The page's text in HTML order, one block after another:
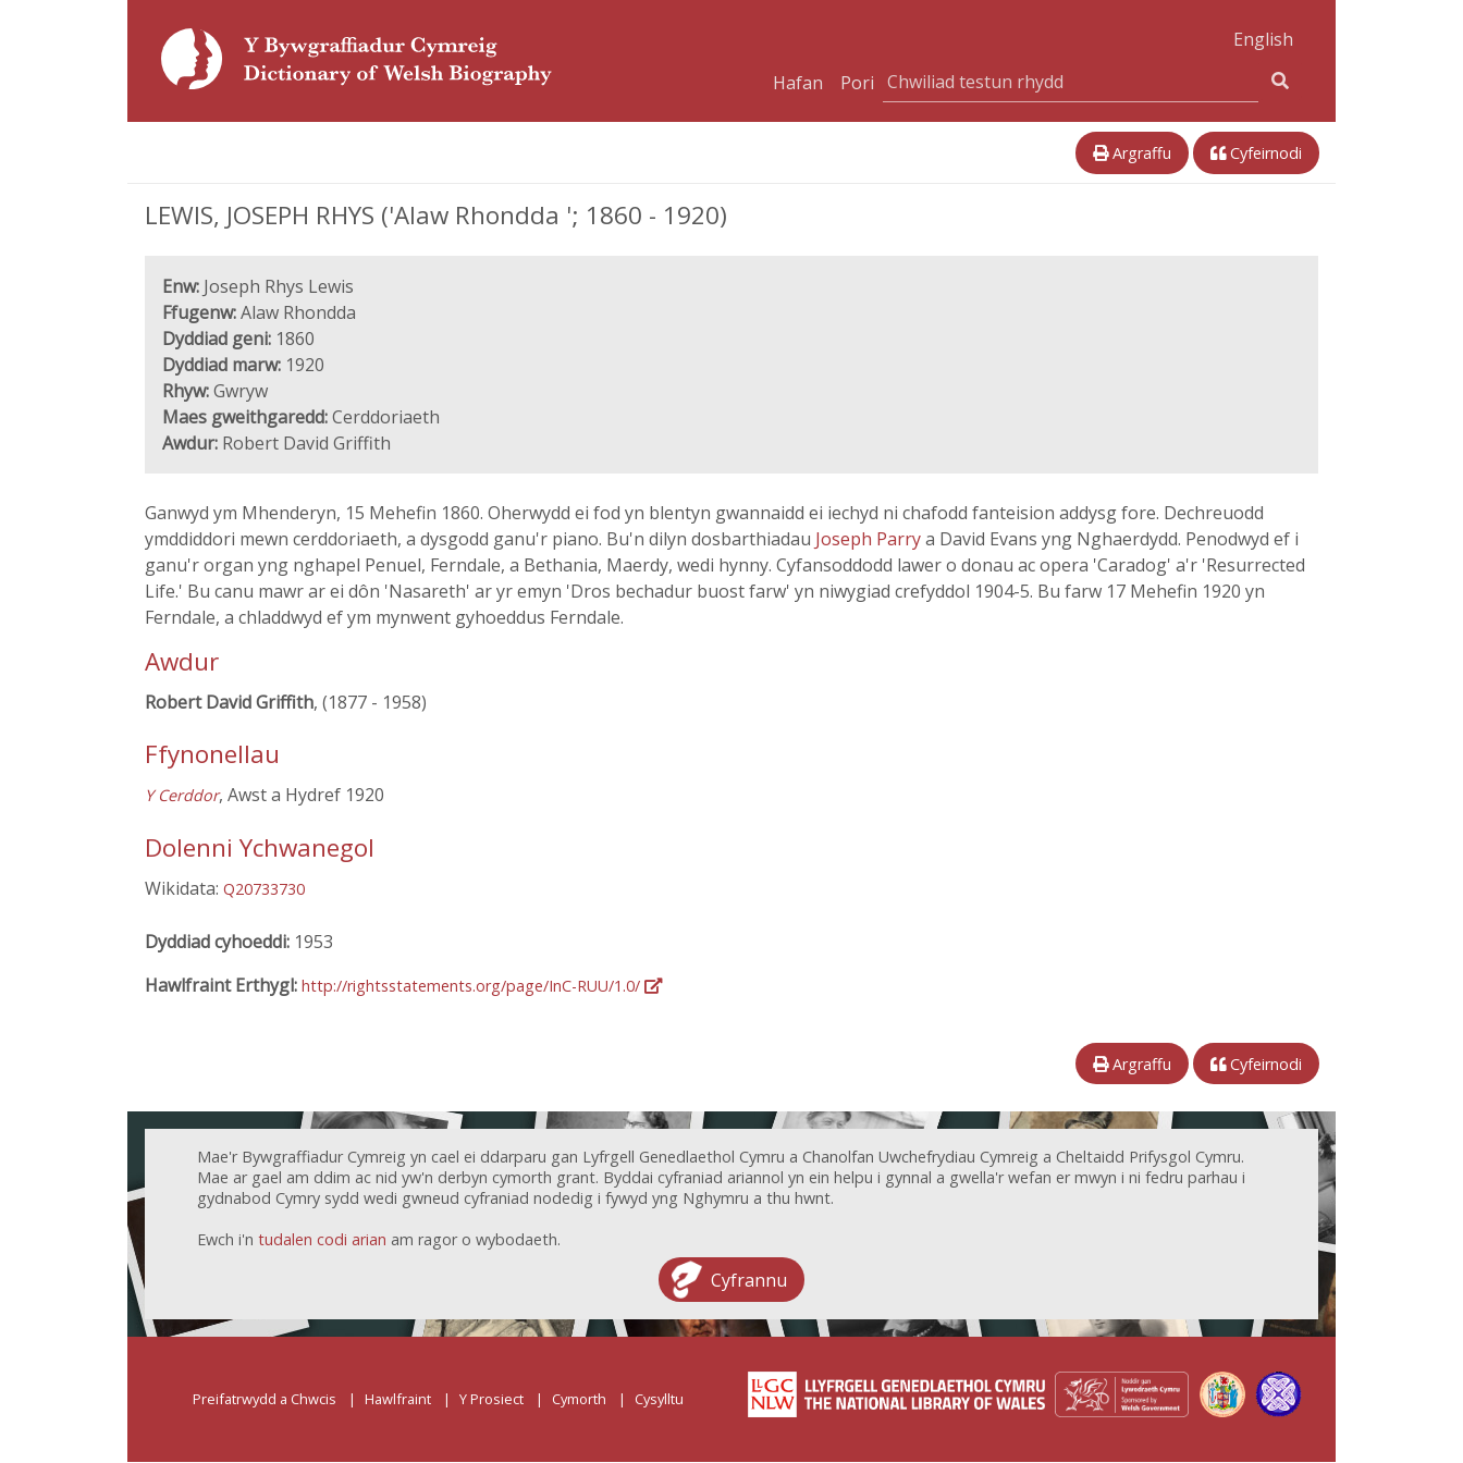
English
Hafan
Pori
Argraffu Cyfeirnodi
LEWIS, JOSEPH RHYS ('Alaw Rhondda '; 1860 - 1920)
Enw: Joseph Rhys Lewis
Ffugenw:Alaw Rhondda
Dyddiad geni: 1860
Dyddiad marw: 1920
Rhyw:Gwryw
Maes gweithgaredd:Cerddoriaeth
Awdur: Robert David Griffith
Ganwyd ym Mhenderyn, 15 Mehefin 1860. Oherwydd ei fod yn blentyn gwannaidd ei iechyd ni chafodd fanteision addysg fore. Dechreuodd
ymddiddori mewn cerddoriaeth, a dysgodd ganu'r piano. Bu'n dilyn dosbarthiadau Joseph Parrya David Evans yng Nghaerdydd. Penodwyd ef i
ganu'r organ yng nghapel Penuel, Ferndale, a Bethania, Maerdy, wedi hynny. Cyfansoddodd lawer o donau ac opera 'Caradog' a'r 'Resurrected
Life.' Bu canu mawr ar ei dôn 'Nasareth' ar yr emyn 'Dros bechadur buost farw' yn niwygiad crefyddol 1904-5. Bu farw 17 Mehefin 1920 yn
Ferndale, a chladdwyd ef ym mynwent gyhoeddus Ferndale.
Awdur
Robert David Griffith, (1877 - 1958)
Ffynonellau
Y Cerddor, Awst a Hydref 1920
Dolenni Ychwanegol
Wikidata: Q20733730
Dyddiad cyhoeddi: 1953
Hawlfraint Erthygl: http://rightsstatements.org/page/InC-RUU/1.0/
Argraffu Cyfeirnodi
Mae'r Bywgraffiadur Cymreig yn cael ei ddarparu gan Lyfrgell Genedlaethol Cymru a Chanolfan Uwchefrydiau Cymreig a Cheltaidd Prifysgol Cymru.
Mae ar gael am ddim ac nid yw'n derbyn cymorth grant. Byddai cyfraniad ariannol yn ein helpu i gynnal a gwella'r wefan er mwyn i ni fedru parhau i
gydnabod Cymry sydd wedi gwneud cyfraniad nodedig i fywyd yng Nghymru a thu hwnt.
Ewch i'n tudalen codi arian am ragor o wybodaeth.
Cyfrannu
Preifatrwydd a Chwcis Hawlfraint Y Prosiect Cymorth Cysylltu